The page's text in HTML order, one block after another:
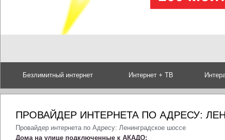
Безлимитный интернет Интернет + ТВ
ПРОВАЙДЕР ИНТЕРНЕТА ПО АДРЕСУ:
Провайдер интернета по Адресу: Ленинградское шоссе
Дома на улице подключенные к АКАДО: